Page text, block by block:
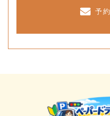
予